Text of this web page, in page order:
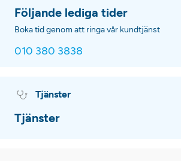
Följande lediga tider
Boka tid genom att ringa vår kundtjänst
010 380 3838
Tjänster
Tjänster